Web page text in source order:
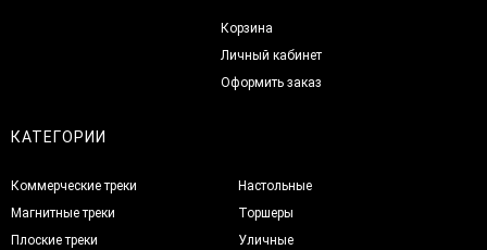
Корзина
Личный кабинет
Оформить заказ
КАТЕГОРИИ
Коммерческие треки
Магнитные треки
Плоские треки
Настольные
Торшеры
Уличные